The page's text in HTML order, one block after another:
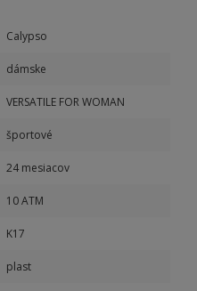
Calypso
dámske
VERSATILE FOR WOMAN
športové
24 mesiacov
10 ATM
K17
plast